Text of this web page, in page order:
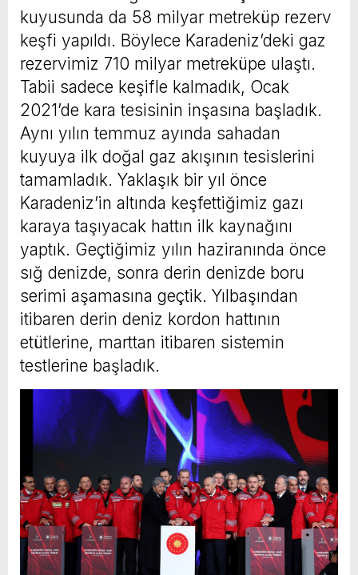
kuyusunda da 58 milyar metreküp rezerv
keşfi yapıldı. Böylece Karadeniz’deki gaz
rezervimiz 710 milyar metreküpe ulaştı.
Tabii sadece keşifle kalmadık, Ocak
2021’de kara tesisinin inşasına başladık.
Aynı yılın temmuz ayında sahadan
kuyuya ilk doğal gaz akışının tesislerini
tamamladık. Yaklaşık bir yıl önce
Karadeniz’in altında keşfettiğimiz gazı
karaya taşıyacak hattın ilk kaynağını
yaptık. Geçtiğimiz yılın haziranında önce
sığ denizde, sonra derin denizde boru
serimi aşamasına geçtik. Yılbaşından
itibaren derin deniz kordon hattının
etütlerine, marttan itibaren sistemin
testlerine başladık.